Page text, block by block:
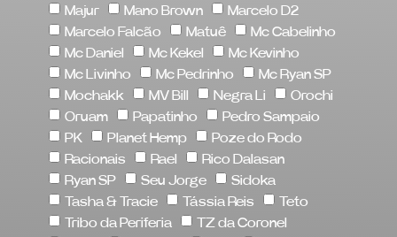
Majur
Mano Brown
Marcelo D2
Marcelo Falcão
Matuê
Mc Cabelinho
Mc Daniel
Mc Kekel
Mc Kevinho
Mc Livinho
Mc Pedrinho
Mc Ryan SP
Mochakk
MV Bill Negra Li
Orochi
Oruam
Papatinho
Pedro Sampaio
PK
Planet Hemp
Poze do Rodo
Racionais
Rael
Rico Dalasan
Ryan SP
Seu Jorge
Sidoka
Tasha & Tracie
Tássia Reis
Teto
Tribo da Periferia
TZ da Coronel